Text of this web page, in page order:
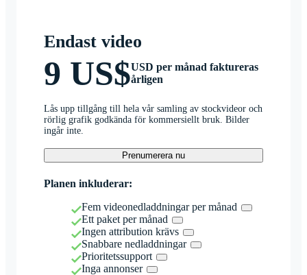
Endast video
9 US$USD per månad faktureras
årligen
Lås upp tillgång till hela vår samling av stockvideor och
rörlig grafik godkända för kommersiellt bruk. Bilder
ingår inte.
Prenumerera nu
Planen inkluderar:
Fem videonedladdningar per månad
Ett paket per månad
Ingen attribution krävs
Snabbare nedladdningar
Prioritetssupport
Inga annonser